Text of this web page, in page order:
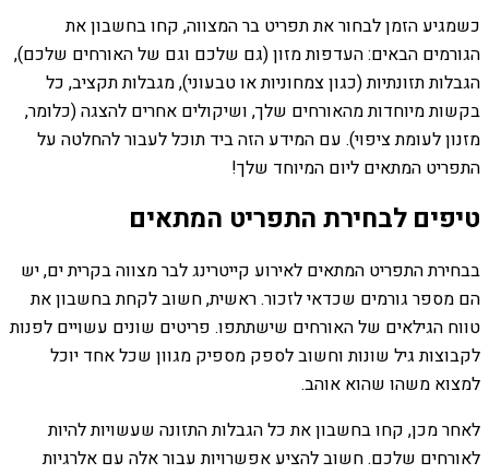
כשמגיע הזמן לבחור את תפריט בר המצווה, קחו בחשבון את
הגורמים הבאים: העדפות מזון (גם שלכם וגם של האורחים שלכם),
הגבלות תזונתיות (כגון צמחוניות או טבעוני), מגבלות תקציב, כל
בקשות מיוחדות מהאורחים שלך, ושיקולים אחרים להצגה (כלומר,
מזנון לעומת ציפוי). עם המידע הזה ביד תוכל לעבור להחלטה על
התפריט המתאים ליום המיוחד שלך!
טיפים לבחירת התפריט המתאים
בבחירת התפריט המתאים לאירוע קייטרינג לבר מצווה בקרית ים, יש
הם מספר גורמים שכדאי לזכור. ראשית, חשוב לקחת בחשבון את
טווח הגילאים של האורחים שישתתפו. פריטים שונים עשויים לפנות
לקבוצות גיל שונות וחשוב לספק מספיק מגוון שכל אחד יוכל
למצוא משהו שהוא אוהב.
לאחר מכן, קחו בחשבון את כל הגבלות התזונה שעשויות להיות
לאורחים שלכם. חשוב להציע אפשרויות עבור אלה עם אלרגיות